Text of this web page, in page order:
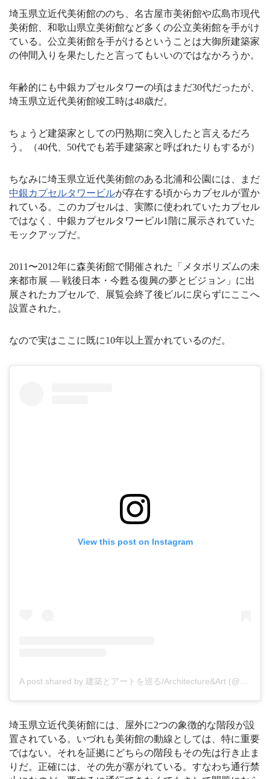
埼玉県立近代美術館ののち、名古屋市美術館や広島市現代
美術館、和歌山県立美術館など多くの公立美術館を手がけ
ている。公立美術館を手がけるということは大御所建築家
の仲間入りを果たしたと言ってもいいのではなかろうか。
年齢的にも中銀カプセルタワーの頃はまだ30代だったが、
埼玉県立近代美術館竣工時は48歳だ。
ちょうど建築家としての円熟期に突入したと言えるだろ
う。（40代、50代でも若手建築家と呼ばれたりもするが）
ちなみに埼玉県立近代美術館のある北浦和公園には、まだ
中銀カプセルタワービルが存在する頃からカプセルが置か
れている。このカプセルは、実際に使われていたカプセル
ではなく、中銀カプセルタワービル1階に展示されていた
モックアップだ。
2011〜2012年に森美術館で開催された「メタボリズムの未
来都市展 ― 戦後日本・今甦る復興の夢とビジョン」に出
展されたカプセルで、展覧会終了後ビルに戻らずにここへ
設置された。
なので実はここに既に10年以上置かれているのだ。
View this post on Instagram
A post shared by 建築とアートを巡る/Architecture&Art (@_saaaaaoo_)
埼玉県立近代美術館には、屋外に2つの象徴的な階段が設
置されている。いづれも美術館の動線としては、特に重要
ではない。それを証拠にどちらの階段もその先は行き止ま
りだ。正確には、その先が塞がれている。すなわち通行禁